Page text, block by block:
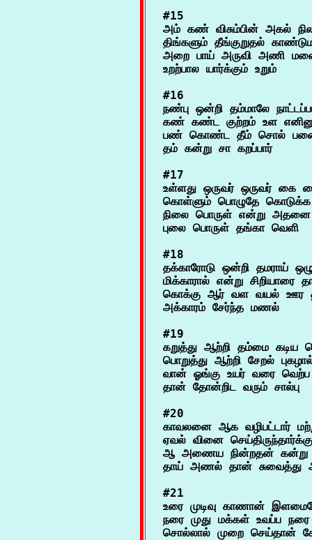
#15
அம் கண் விசும்பின் அகல்
திங்களும் தீங்குறுதல்
அறை பாய் அருவி அணி
#16
நண்பு ஒன்றி தம்மாலே
கண் கண்ட குற்றம் உள
பண் கொண்ட தீம் சொல்
#17
உள்ளது ஒருவர் ஒருவர் கை
கொள்ளும் பொழுதே
நிலை பொருள் என்று அதனை
#18
தக்காரோடு ஒன்றி தமராய்
மிக்காரால் என்று சிறியாரை
கொக்கு ஆர் வள வயல் ஊர
#19
கறுத்து ஆற்றி தம்மை கடிய
பொறுத்து ஆற்றி சேறல்
வான் ஓங்கு உயர் வரை
#20
காவலனை ஆக வழிபட்டார்
ஏவல் வினை
ஆ அணைய நின்றதன் கன்று
#21
உரை முடிவு காணான்
நரை முது மக்கள் உவப்ப நரை
சொல்லால் முறை செய்தான்